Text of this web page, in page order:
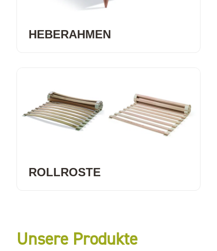
HEBERAHMEN
ROLLROSTE
Unsere Produkte